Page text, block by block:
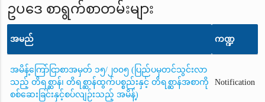
ဥပဒေ စာရွက်စာတမ်းများ
အမည် ကဏ္ဍ
အမိန့်ကြော်ငြာစာအမှတ် ၁၅/၂၀၀၅ (ပြည်ပမှတင်သွင်းလာ
သည့် တိရစ္ဆာန်၊ တိရစ္ဆာန်ထွက်ပစ္စည်းနှင့် တိရစ္ဆာန်အစာကို
စစ်ဆေးခြင်းနှင့်စပ်လျဉ်းသည့် အမိန့်)
Notification